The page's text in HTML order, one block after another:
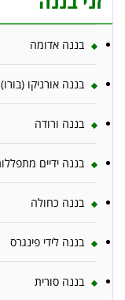
בננה אדומה
בננה אורניקו (בורו)
בננה ורודה
בננה ידיים
בננה כחולה
בננה לידי פינגרס
בננה סורית